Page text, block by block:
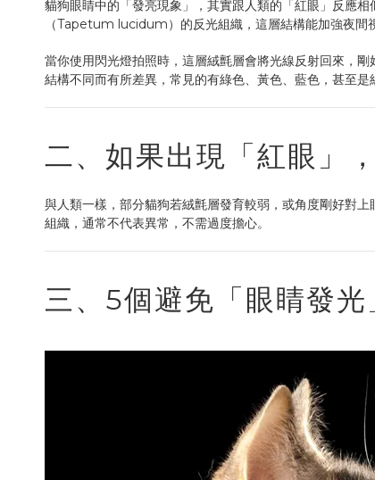
貓狗眼睛中的「發亮現象」，其實跟人類的「紅眼」反應
（Tapetum lucidum）的反光組織，這層結構能加強夜間
當你使用閃光燈拍照時，這層絨氈層會將光線反射回來，
結構不同而有所差異，常見的有綠色、黃色、藍色，甚至是
二、如果出現「紅眼」
與人類一樣，部分貓狗若絨氈層發育較弱，或角度剛好對
組織，通常不代表異常，不需過度擔心。
三、5個避免「眼睛發光